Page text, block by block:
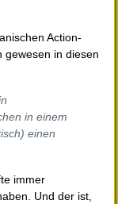
Action-
in diesen
in einem
einen
immer
Und der ist,